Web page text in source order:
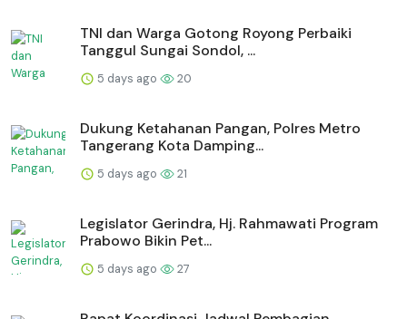
TNI dan Warga Gotong Royong Perbaiki
Tanggul Sungai Sondol, ...
5 days ago 20
Dukung Ketahanan Pangan, Polres Metro
Tangerang Kota Damping...
5 days ago 21
Legislator Gerindra, Hj. Rahmawati Program
Prabowo Bikin Pet...
5 days ago 27